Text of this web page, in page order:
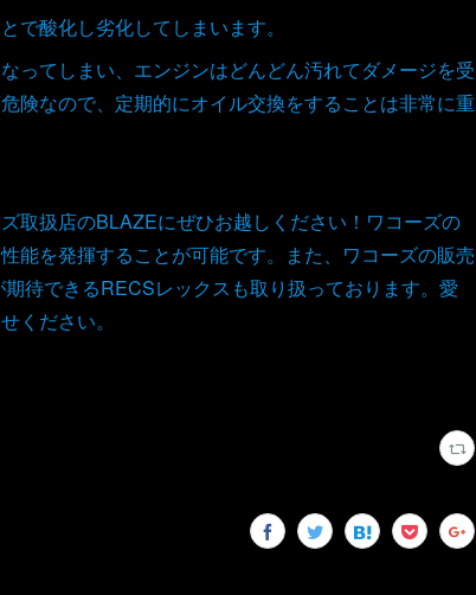
で酸化し劣化してしまいます。
ってしまい、エンジンはどんどん汚れてダメージを受
険なので、定期的にオイル交換をすることは非常に重
取扱店のBLAZEにぜひお越しください！ワコーズの
能を発揮することが可能です。また、ワコーズの販売
待できるRECSレックスも取り扱っております。愛
ください。